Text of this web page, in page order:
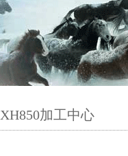
XH850加工中心